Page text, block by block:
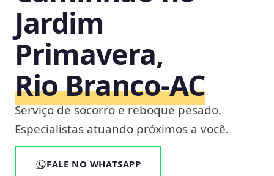
Jardim
Primavera,
Rio Branco‑AC
Serviço de socorro e reboque pesado.
Especialistas atuando próximos a você.
FALE NO WHATSAPP